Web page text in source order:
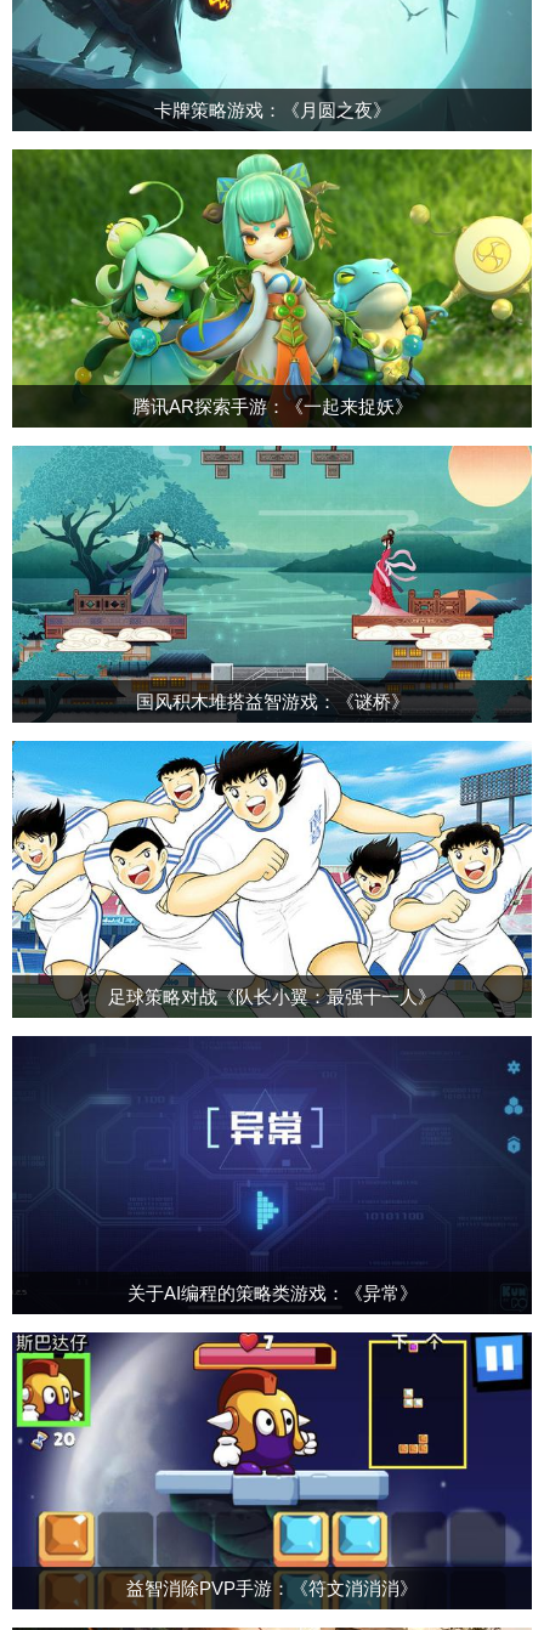
卡牌策略游戏：《月圆之夜》
腾讯AR探索手游：《一起来捉妖》
国风积木堆搭益智游戏：《谜桥》
足球策略对战《队长小翼：最强十一人》
关于AI编程的策略类游戏：《异常》
益智消除PVP手游：《符文消消消》